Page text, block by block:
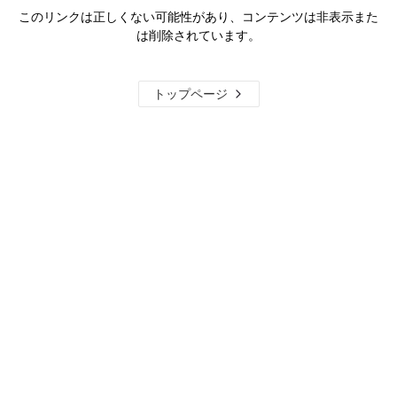
このリンクは正しくない可能性があり、コンテンツは非表示また
は削除されています。
トップページ